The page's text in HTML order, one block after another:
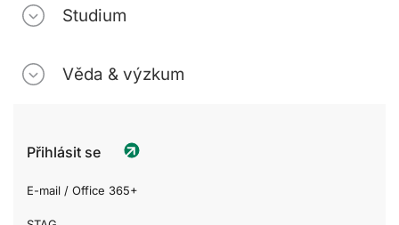
Studium
Věda & výzkum
Přihlásit se
E-mail / Office 365+